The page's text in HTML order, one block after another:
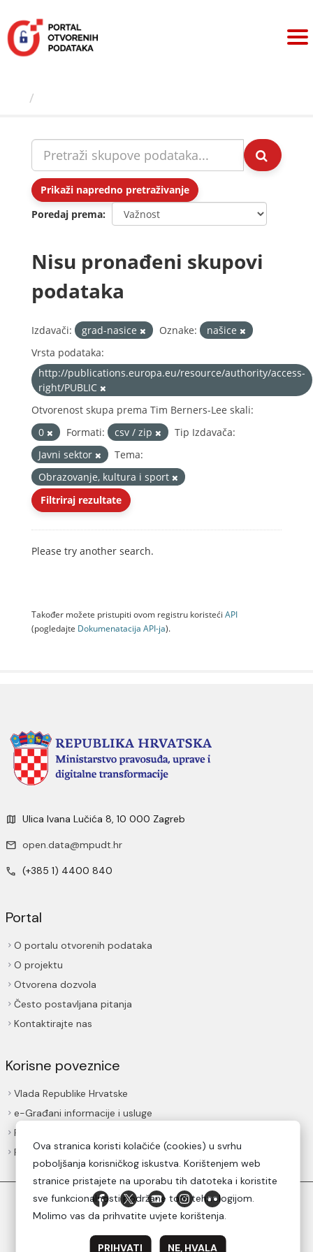
sadržaj
Prikaži napredno pretraživanje
Poredaj prema
Nisu pronađeni skupovi
podataka
Izdavači: grad-nasice Oznake:
našice
Vrsta podataka:
http://publications.europa.eu/resource/authority/access-
right/PUBLIC
Otvorenost skupa prema Tim Berners-Lee skali:
0
Formati: csv / zip
Tip Izdavača:
Javni sektor
Tema:
Obrazovanje, kultura i sport
Filtriraj rezultate
Please try another search.
Također možete pristupiti ovom registru koristeći API
(pogledajte Dokumenаtаcijа API-jа).